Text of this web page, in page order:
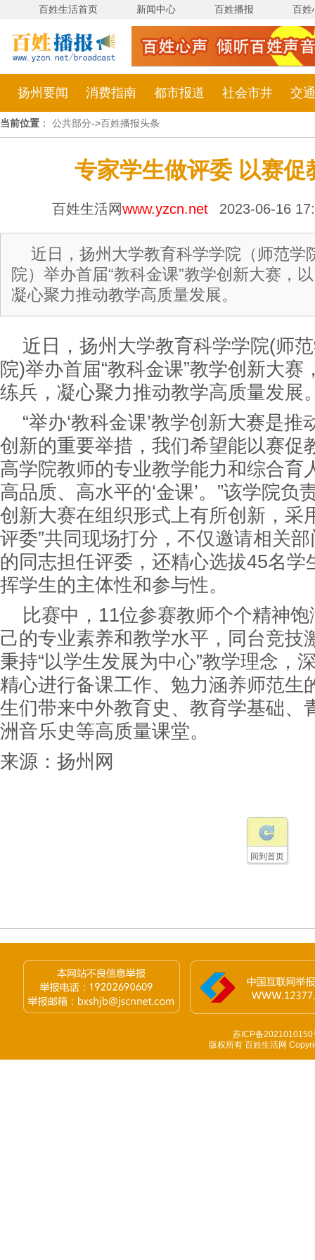
百姓生活首页 新闻中心 百姓播报 百姓
扬州要闻 消费指南 都市报道 社会市井 交
当前位置 ： 公共部分->百姓播报头条
专家学生做评委 以赛促
百姓生活网www.yzcn.net 2023-06-16
近日，扬州大学教育科学学院（师范学
院）举办首届“教科金课”教学创新大赛，
凝心聚力推动教学高质量发展。
近日，扬州大学教育科学学院(师
院)举办首届“教科金课”教学创新大赛
练兵，凝心聚力推动教学高质量发展
“举办‘教科金课’教学创新大赛是
创新的重要举措，我们希望能以赛促
高学院教师的专业教学能力和综合育
高品质、高水平的‘金课’。”该学院负
创新大赛在组织形式上有所创新，采
评委”共同现场打分，不仅邀请相关
的同志担任评委，还精心选拔45名学
挥学生的主体性和参与性。
比赛中，11位参赛教师个个精神
己的专业素养和教学水平，同台竞技
秉持“以学生发展为中心”教学理念，
精心进行备课工作、勉力涵养师范生
生们带来中外教育史、教育学基础、
洲音乐史等高质量课堂。
来源： 扬州网
回到首页
苏ICP备2021010150
版权所有 百姓生活网